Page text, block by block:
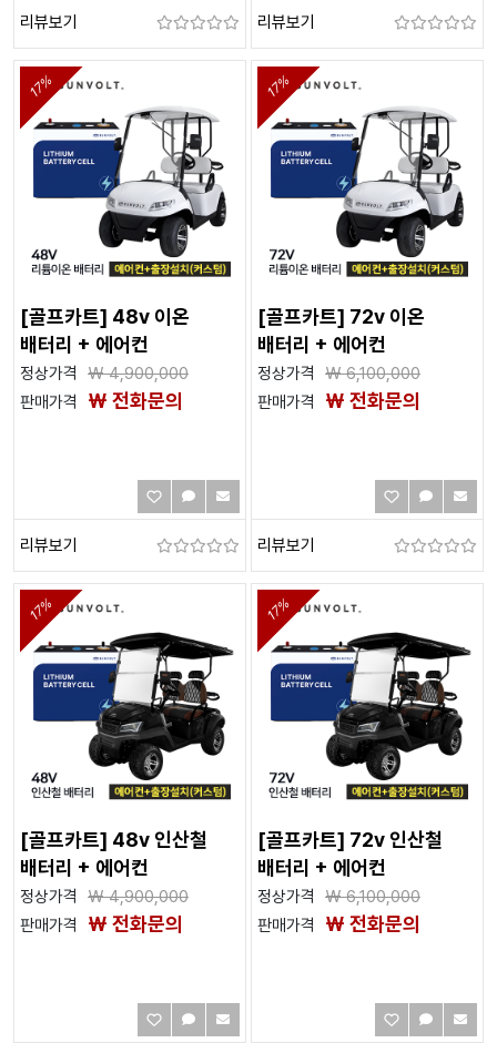
리뷰보기 리뷰보기
17%
[골프카트] 48v 이온
배터리 + 에어컨
정상가격 ₩4,900,000
판매가격
₩ 전화문의
리뷰보기
17%
[골프카트] 72v 이온
배터리 + 에어컨
정상가격 ₩6,100,000
판매가격
₩ 전화문의
리뷰보기
17%
[골프카트] 48v 인산철
배터리 + 에어컨
정상가격 ₩4,900,000
판매가격
₩ 전화문의
17%
[골프카트] 72v 인산철
배터리 + 에어컨
정상가격 ₩6,100,000
판매가격
₩ 전화문의